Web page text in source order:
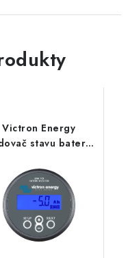
Victron Energy
stavu baterie